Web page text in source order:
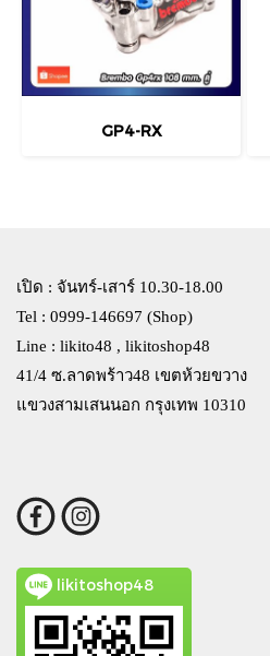
GP4-RX
เปิด : จันทร์-เสาร์ 10.30-18.00
Tel : 0999-146697 (Shop)
Line : likito48 , likitoshop48
41/4 ซ.ลาดพร้าว48 เขตห้วยขวาง
แขวงสามเสนนอก กรุงเทพ 10310
likitoshop48